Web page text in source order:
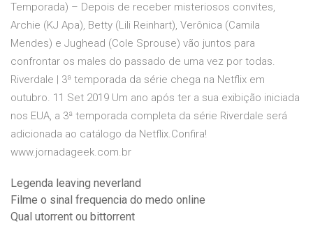
Temporada) – Depois de receber misteriosos convites,
Archie (KJ Apa), Betty (Lili Reinhart), Verônica (Camila
Mendes) e Jughead (Cole Sprouse) vão juntos para
confrontar os males do passado de uma vez por todas.
Riverdale | 3ª temporada da série chega na Netflix em
outubro. 11 Set 2019 Um ano após ter a sua exibição iniciada
nos EUA, a 3ª temporada completa da série Riverdale será
adicionada ao catálogo da Netflix.Confira!
www.jornadageek.com.br
Legenda leaving neverland
Filme o sinal frequencia do medo online
Qual utorrent ou bittorrent